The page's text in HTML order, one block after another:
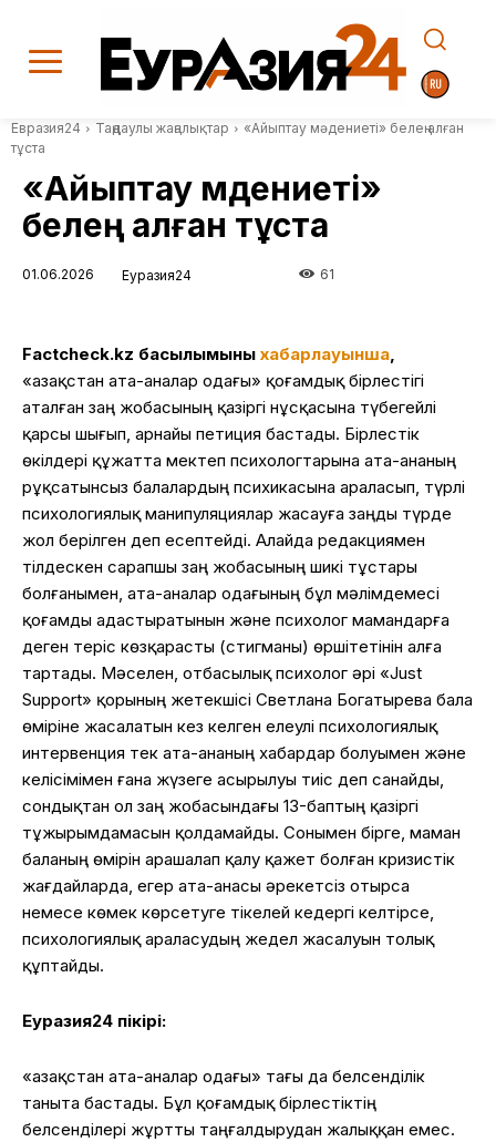
Евразия24 Таңдаулы жаңалықтар
«Айыптау мәдениеті» белең алған
тұста
«Айыптау мәдениеті»
белең алған тұста
01.06.2026 Еуразия24 61
Factcheck.kz басылымының хабарлауынша,
«Қазақстан ата-аналар одағы» қоғамдық бірлестігі
аталған заң жобасының қазіргі нұсқасына түбегейлі
қарсы шығып, арнайы петиция бастады. Бірлестік
өкілдері құжатта мектеп психологтарына ата-ананың
рұқсатынсыз балалардың психикасына араласып, түрлі
психологиялық манипуляциялар жасауға заңды түрде
жол берілген деп есептейді. Алайда редакциямен
тілдескен сарапшы заң жобасының шикі тұстары
болғанымен, ата-аналар одағының бұл мәлімдемесі
қоғамды адастыратынын және психолог мамандарға
деген теріс көзқарасты (стигманы) өршітетінін алға
тартады. Мәселен, отбасылық психолог әрі «Just
Support» қорының жетекшісі Светлана Богатырева бала
өміріне жасалатын кез келген елеулі психологиялық
интервенция тек ата-ананың хабардар болуымен және
келісімімен ғана жүзеге асырылуы тиіс деп санайды,
сондықтан ол заң жобасындағы 13-баптың қазіргі
тұжырымдамасын қолдамайды. Сонымен бірге, маман
баланың өмірін арашалап қалу қажет болған кризистік
жағдайларда, егер ата-анасы әрекетсіз отырса
немесе көмек көрсетуге тікелей кедергі келтірсе,
психологиялық араласудың жедел жасалуын толық
құптайды.
Еуразия24 пікірі:
«Қазақстан ата-аналар одағы» тағы да белсенділік
таныта бастады. Бұл қоғамдық бірлестіктің
белсенділері жұртты таңғалдырудан жалыққан емес.